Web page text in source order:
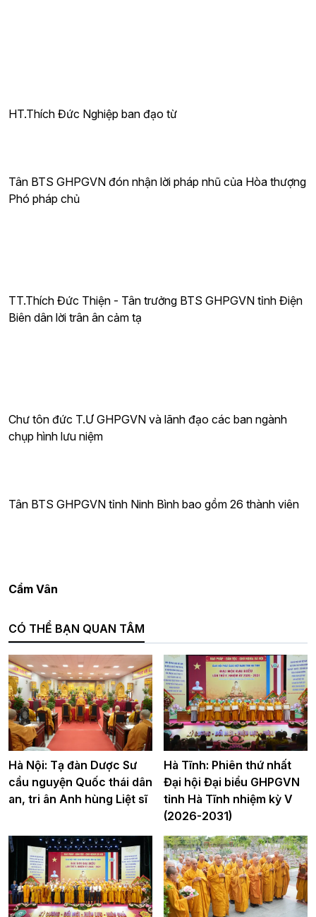
HT.Thích Đức Nghiệp ban đạo từ
Tân BTS GHPGVN đón nhận lời pháp nhũ của Hòa thượng
Phó pháp chủ
TT.Thích Đức Thiện - Tân trưởng BTS GHPGVN tỉnh Điện
Biên dân lời trân ân cảm tạ
Chư tôn đức T.Ư GHPGVN và lãnh đạo các ban ngành
chụp hình lưu niệm
Tân BTS GHPGVN tỉnh Ninh Bình bao gồm 26 thành viên
Cẩm Vân
CÓ THỂ BẠN QUAN TÂM
Hà Nội: Tạ đàn Dược Sư
cầu nguyện Quốc thái dân
an, tri ân Anh hùng Liệt sĩ
Hà Tĩnh: Phiên thứ nhất
Đại hội Đại biểu GHPGVN
tỉnh Hà Tĩnh nhiệm kỳ V
(2026-2031)